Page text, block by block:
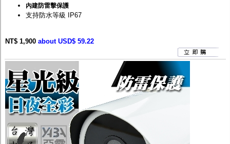
內建防雷擊保護
支持防水等級 IP67
NT$ 1,900 about USD$ 59.22